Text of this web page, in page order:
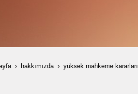
hakkımızda yüksek mahkeme kararları